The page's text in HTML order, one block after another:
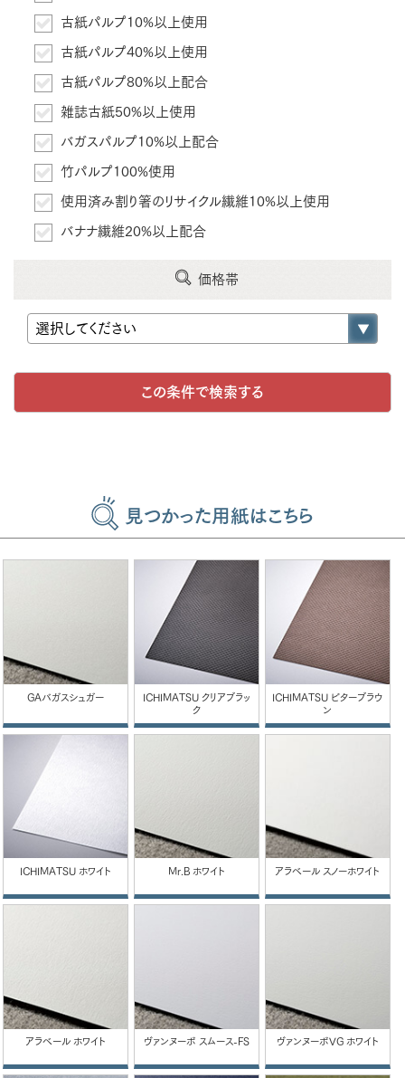
古紙パルプ10%以上使用
古紙パルプ40%以上使用
古紙パルプ80%以上配合
雑誌古紙50%以上使用
バガスパルプ10%以上配合
竹パルプ100%使用
使用済み割り箸のリサイクル繊維10%以上使用
バナナ繊維20%以上配合
価格帯
見つかった用紙はこちら
GAバガスシュガー
ICHIMATSU クリアブラッ
ク
ICHIMATSU ビターブラウ
ン
ICHIMATSU ホワイト Mr.B ホワイト アラベール スノーホワイト
アラベール ホワイト ヴァンヌーボ スムース-FS ヴァンヌーボVG ホワイト